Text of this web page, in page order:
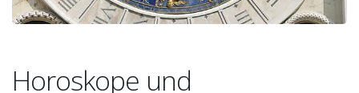
Horoskope und